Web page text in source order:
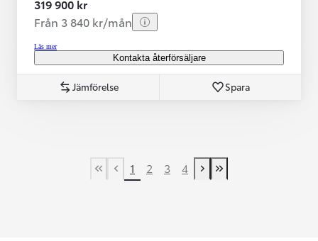
319 900 kr
Från 3 840 kr/mån
Läs mer
Kontakta återförsäljare
Jämförelse Spara
First Page
Previous page
1 2 3 4
Next page
Last Page